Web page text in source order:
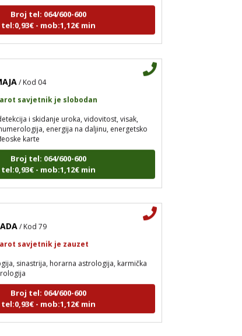
Broj tel: 064/600-600
tel:0,93€ - mob:1,12€ min
i skidanje uroka, vidovitost, visak,
energija na daljinu, energetsko
karte
Broj tel: 064/600-600
tel:0,93€ - mob:1,12€ min
sinastrija, horarna astrologija, karmička
Broj tel: 064/600-600
tel:0,93€ - mob:1,12€ min